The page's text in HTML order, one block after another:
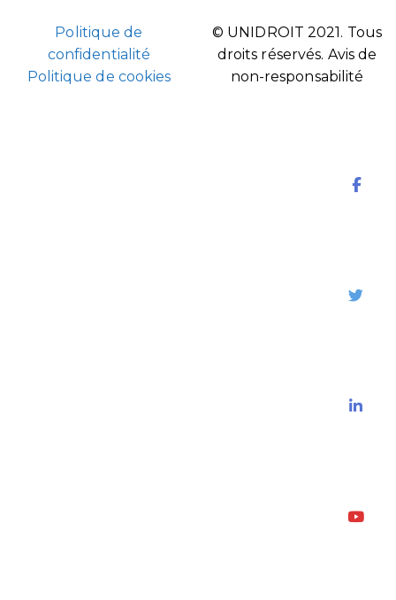
Politique de
confidentialité
Politique de cookies
© UNIDROIT 2021. Tous
droits réservés. Avis de
non-responsabilité